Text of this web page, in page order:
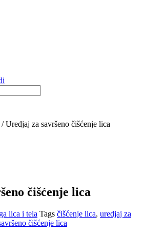
/ Uredjaj za savršeno čišćenje lica
čišćenje lica
lica i tela Tags čišćenje lica, uredjaj za
čišćenje lica